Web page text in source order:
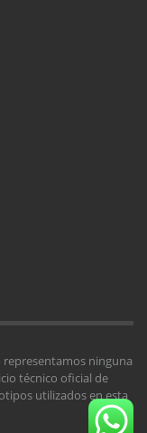
representamos ninguna
técnico oficial de
utilizados en esta